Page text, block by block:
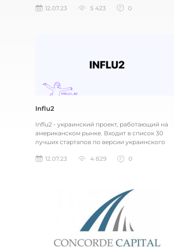
12.07.23
5 423 0
Influ2
Influ2 - украинский проект, работающий на
американском рынке. Входит в список 30
лучших стартапов по версии украинского
12.07.23
4 829 0